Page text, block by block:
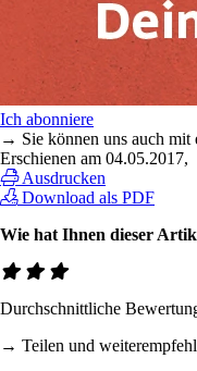
Ich abonniere
→ Sie können uns auch mit
Erschienen am 04.05.2017,
Ausdrucken
Download als PDF
Wie hat Ihnen dieser
Durchschnittliche
→ Teilen und